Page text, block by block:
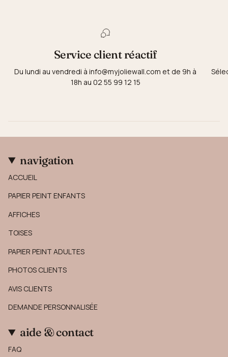
Service client réactif
Du lundi au vendredi à info@myjoliewall.com et de 9h à
18h au 02 55 99 12 15
navigation
ACCUEIL
PAPIER PEINT ENFANTS
AFFICHES
TOISES
PAPIER PEINT ADULTES
PHOTOS CLIENTS
AVIS CLIENTS
DEMANDE PERSONNALISÉE
aide & contact
FAQ